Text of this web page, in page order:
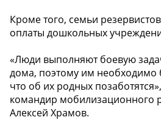
Кроме того, семьи
оплаты дошкольных
«Люди выполняют боевую
дома, поэтому им необходимо
что об их родных
командир мобилизационного
Алексей Храмов.